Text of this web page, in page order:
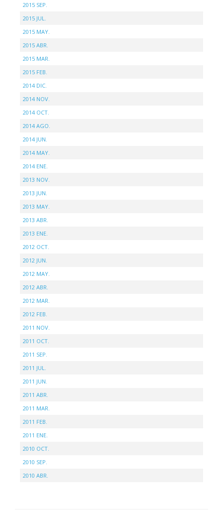
2015 SEP.
2015 JUL.
2015 MAY.
2015 ABR.
2015 MAR.
2015 FEB.
2014 DIC.
2014 NOV.
2014 OCT.
2014 AGO.
2014 JUN.
2014 MAY.
2014 ENE.
2013 NOV.
2013 JUN.
2013 MAY.
2013 ABR.
2013 ENE.
2012 OCT.
2012 JUN.
2012 MAY.
2012 ABR.
2012 MAR.
2012 FEB.
2011 NOV.
2011 OCT.
2011 SEP.
2011 JUL.
2011 JUN.
2011 ABR.
2011 MAR.
2011 FEB.
2011 ENE.
2010 OCT.
2010 SEP.
2010 ABR.